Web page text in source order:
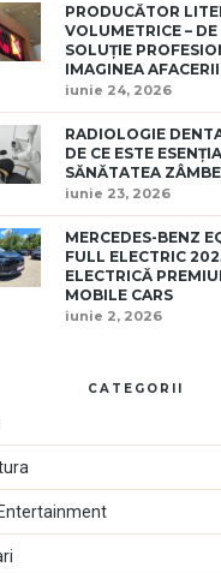
PRODUCĂTOR
VOLUMETRICE – DE
SOLUȚIE
IMAGINEA
iunie 24, 2026
RADIOLOGIE
DE CE ESTE
SĂNĂTATEA
iunie 23, 2026
MERCEDES-BENZ
FULL ELECTRIC
ELECTRICĂ
MOBILE CARS
iunie 2, 2026
CATEGORII